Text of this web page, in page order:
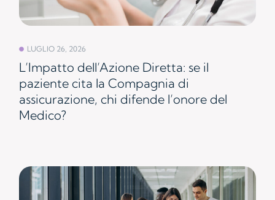
LUGLIO 26, 2026
L’Impatto dell’Azione Diretta: se il
paziente cita la Compagnia di
assicurazione, chi difende l’onore del
Medico?